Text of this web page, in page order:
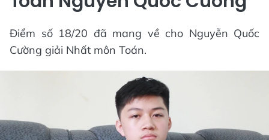
Điểm số 18/20 đã mang về cho Nguyễn Quốc
Cường giải Nhất môn Toán.